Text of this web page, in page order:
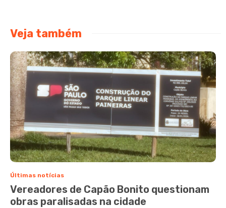
Veja também
Últimas notícias
Vereadores de Capão Bonito questionam
obras paralisadas na cidade